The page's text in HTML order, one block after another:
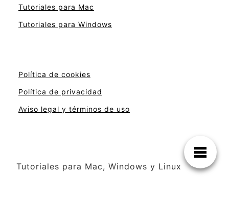
Tutoriales para Mac
Tutoriales para Windows
Política de cookies
Política de privacidad
Aviso legal y términos de uso
Tutoriales para Mac, Windows y Linux